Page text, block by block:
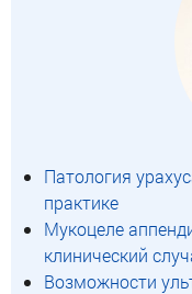
Патология
практике
Мукоцеле
клинический
Возможности